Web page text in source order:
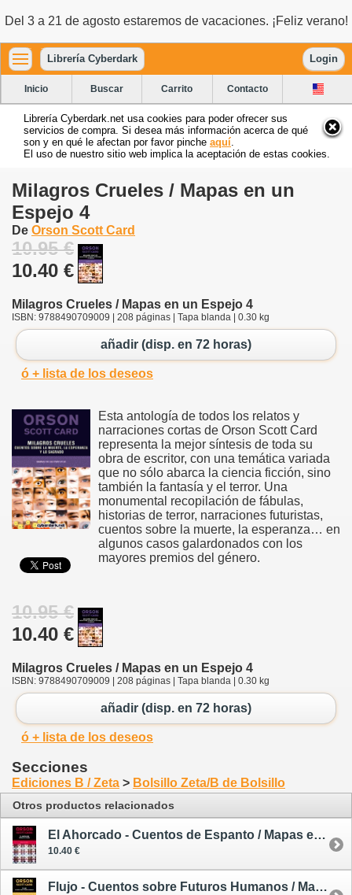
Del 3 a 21 de agosto estaremos de vacaciones. ¡Feliz verano!
Librería Cyberdark Login
Inicio Buscar Carrito Contacto
Librería Cyberdark.net usa cookies para poder ofrecer sus
servicios de compra. Si desea más información acerca de qué
son y en qué le afectan por favor pinche aquí
El uso de nuestro sitio web implica la aceptación de estas cookies.
Milagros Crueles / Mapas en un
Espejo 4
De Orson Scott Card
10.95 €
10.40 €
Milagros Crueles / Mapas en un Espejo 4
ISBN: 9788490709009 | 208 páginas | Tapa blanda | 0.30 kg
añadir (disp. en 72 horas)
ó + lista de los deseos
Esta antología de todos los relatos y
narraciones cortas de Orson Scott Card
representa la mejor síntesis de toda su
obra de escritor, con una temática variada
que no sólo abarca la ciencia ficción, sino
también la fantasía y el terror. Una
monumental recopilación de fábulas,
historias de terror, narraciones futuristas,
cuentos sobre la muerte, la esperanza… en
algunos casos galardonados con los
mayores premios del género.
10.95 €
10.40 €
Milagros Crueles / Mapas en un Espejo 4
ISBN: 9788490709009 | 208 páginas | Tapa blanda | 0.30 kg
añadir (disp. en 72 horas)
ó + lista de los deseos
Secciones
Ediciones B / Zeta > Bolsillo Zeta/B de Bolsillo
Otros productos relacionados
El Ahorcado - Cuentos de Espanto / Mapas en un Espejo 1
10.40 €
Flujo - Cuentos sobre Futuros Humanos / Mapas en un Espejo 2